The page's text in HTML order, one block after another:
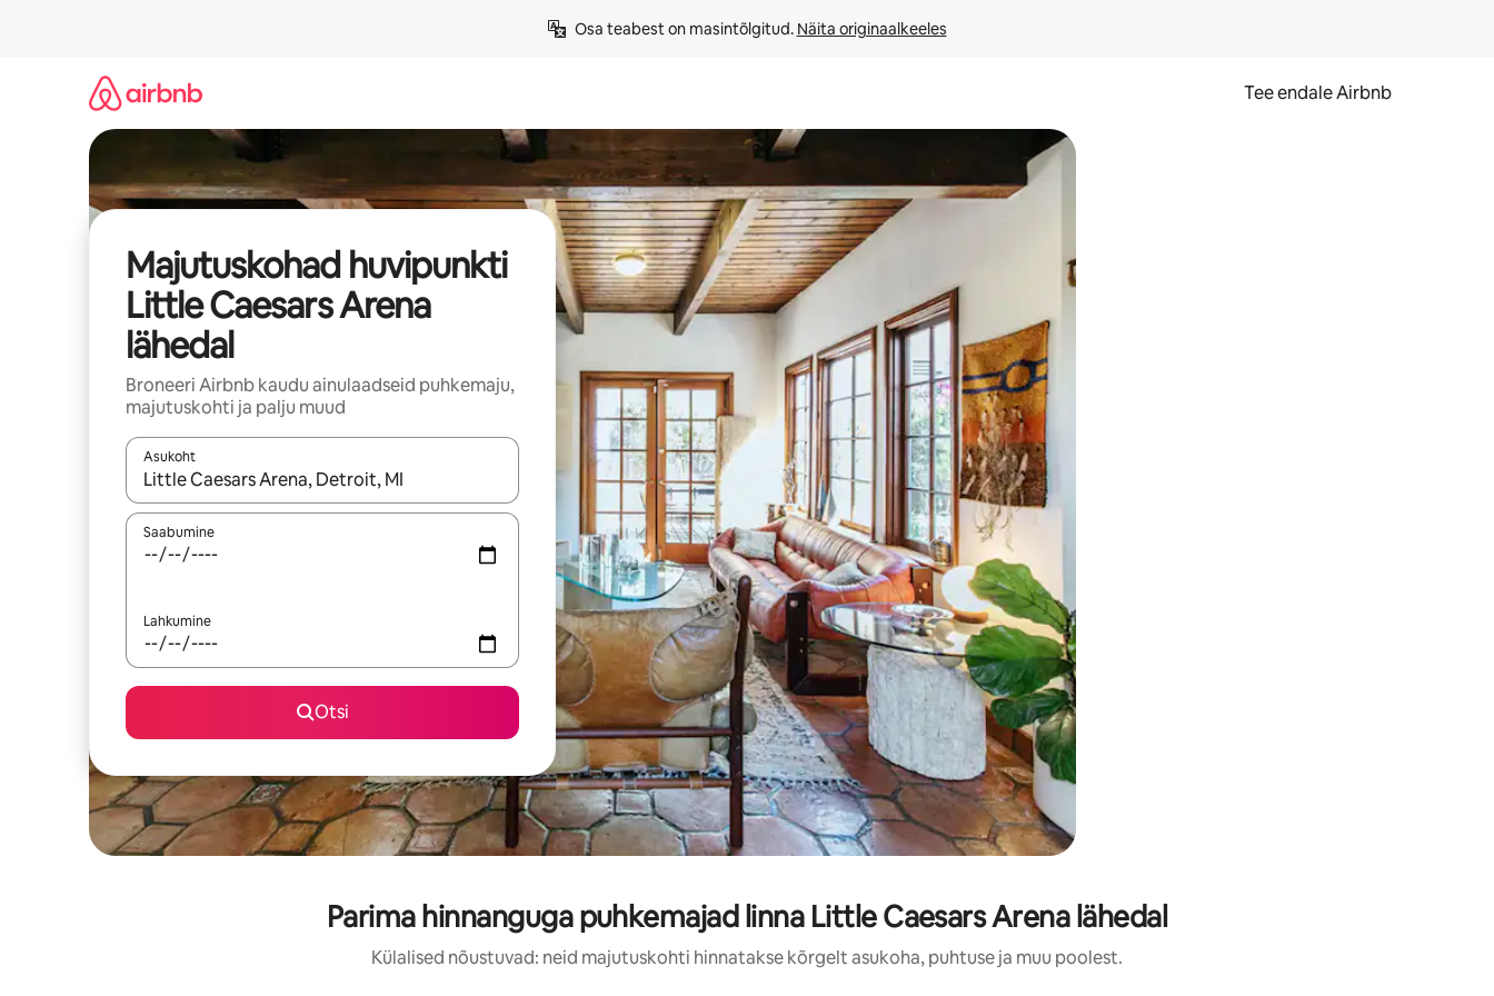
Osa teabest on masintõlgitud. Näita originaalkeeles
Tee endale Airbnb
Majutuskohad huvipunkti
Little Caesars Arena
lähedal
Broneeri Airbnb kaudu ainulaadseid puhkemaju,
majutuskohti ja palju muud
Asukoht
Kui tulemused on kuvatud, liigu ekraanil nooleklahvidega või puuduta või tõmba mööda ekraani.
Saabumine
Lahkumine
Otsi
Parima hinnanguga puhkemajad linna Little Caesars Arena lähedal
Külalised nõustuvad: neid majutuskohti hinnatakse kõrgelt asukoha, puhtuse ja muu poolest.